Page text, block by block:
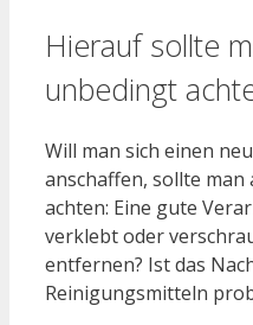
Hierauf sollte
unbedingt
Will man sich einen
anschaffen, sollte
achten: Eine gute
verklebt oder
entfernen? Ist das
Reinigungsmitteln